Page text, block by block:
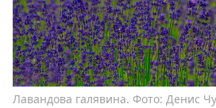
Лавандова галявина. Фото: Денис